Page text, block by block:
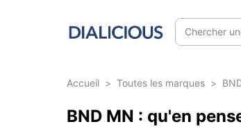
Chercher
Accueil > Toutes les marques >
BND MN : qu'en